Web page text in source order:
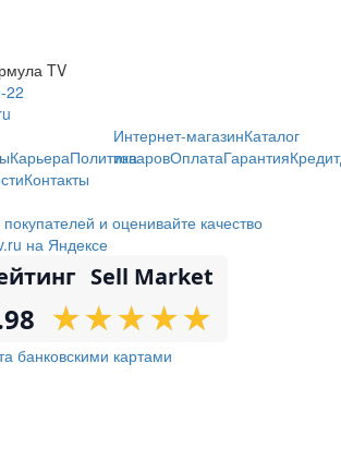
TV
22
КарьераПолитика
Контакты
Интернет-магазинКаталог
товаровОплатаГарантияКредит
Sell Market
★
★★
★★
★★
★★
★